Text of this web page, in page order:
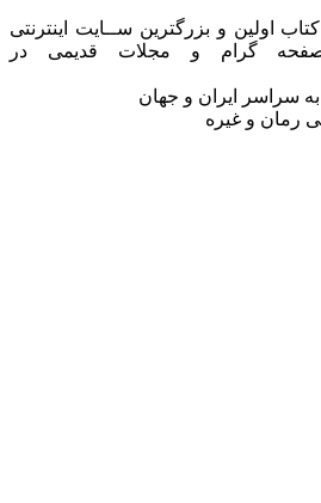
کتاب اولین و بزرگترین ســایت اینترنتی
گرام و مجلات قدیمی در
به سراسر ایران و جهان
رمان و غیره